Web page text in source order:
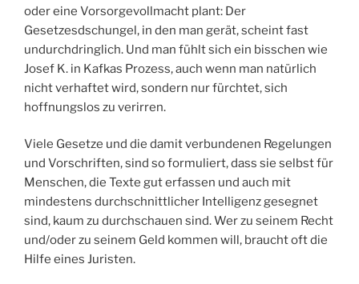
oder eine Vorsorgevollmacht plant: Der
Gesetzesdschungel, in den man gerät, scheint fast
undurchdringlich. Und man fühlt sich ein bisschen wie
Josef K. in Kafkas Prozess, auch wenn man natürlich
nicht verhaftet wird, sondern nur fürchtet, sich
hoffnungslos zu verirren.
Viele Gesetze und die damit verbundenen Regelungen
und Vorschriften, sind so formuliert, dass sie selbst für
Menschen, die Texte gut erfassen und auch mit
mindestens durchschnittlicher Intelligenz gesegnet
sind, kaum zu durchschauen sind. Wer zu seinem Recht
und/oder zu seinem Geld kommen will, braucht oft die
Hilfe eines Juristen.